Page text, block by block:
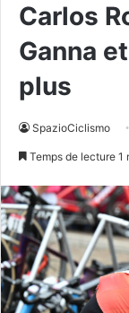
Carlos
Ganna
plus
SpazioCiclismo
Temps de lecture 1